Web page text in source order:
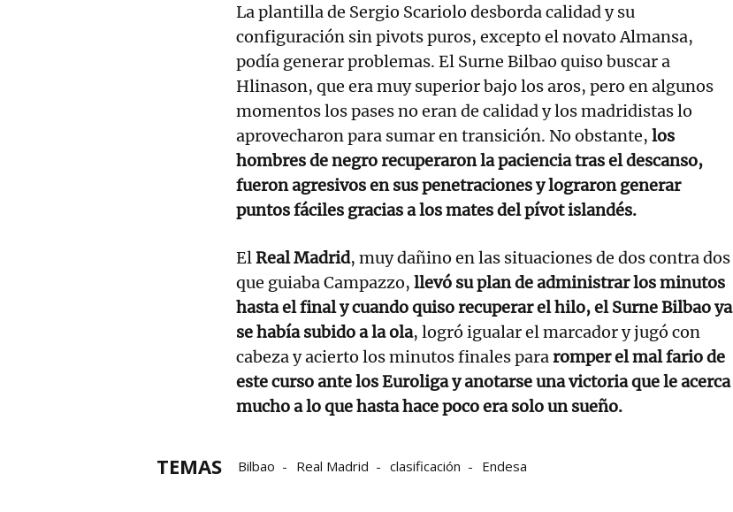
La plantilla de Sergio Scariolo desborda calidad y su
configuración sin pivots puros, excepto el novato Almansa,
podía generar problemas. El Surne Bilbao quiso buscar a
Hlinason, que era muy superior bajo los aros, pero en algunos
momentos los pases no eran de calidad y los madridistas lo
aprovecharon para sumar en transición. No obstante, los
hombres de negro recuperaron la paciencia tras el descanso,
fueron agresivos en sus penetraciones y lograron generar
puntos fáciles gracias a los mates del pívot islandés.
ElReal Madrid, muy dañino en las situaciones de dos contra dos
que guiaba Campazzo, llevó su plan de administrar los minutos
hasta el final y cuando quiso recuperar el hilo, el Surne Bilbao ya
se había subido a la ola, logró igualar el marcador y jugó con
cabeza y acierto los minutos finales pararomper el mal fario de
este curso ante los Euroliga y anotarse una victoria que le acerca
mucho a lo que hasta hace poco era solo un sueño.
TEMAS Bilbao Real Madrid clasificación Endesa